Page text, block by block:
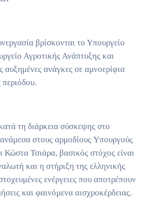
βρίσκονται το Υπουργείο
Αγροτικής Ανάπτυξης και
αυξημένες ανάγκες σε αμνοερίφια
τη διάρκεια σύσκεψης στο
στους αρμοδίους Yπουργούς
Τσιάρα, βασικός στόχος είναι
και η στήριξη της ελληνικής
ενέργειες που αποτρέπουν
και φαινόμενα αισχροκέρδειας.